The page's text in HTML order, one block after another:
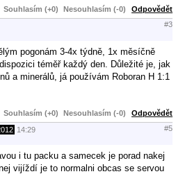
Souhlasím (+0) Nesouhlasím (-0) Odpovědět
#3
pogonám 3-4x týdně, 1x měsíčně
téměř každý den. Důležité je, jak
a minerálů, já používám Roboran H 1:1
Souhlasím (+0) Nesouhlasím (-0) Odpovědět
14:29 #5
i tu packu a samecek je porad nakej
vijíždí je to normalni obcas se servou